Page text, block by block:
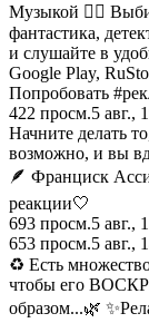
Музыкой 🏃‍♂️
фантастика,
и слушайте в
Google Play,
Попробовать
422 просм.5 авг.,
Начните делать
возможно, и вы
🪶 Франциск
реакции🤍
693 просм.5 авг.,
653 просм.5 авг.,
♻️ Есть
чтобы его
образом...🌿